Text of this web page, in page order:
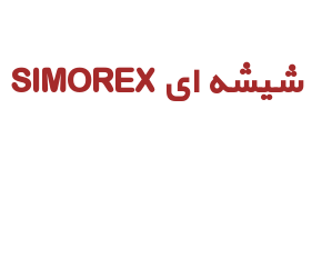
شیشه ایSIMOREX